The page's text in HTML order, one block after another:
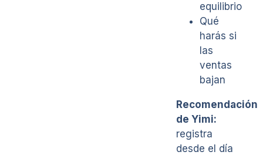
equilibrio
Qué
harás si
las
ventas
bajan
Recomendación
de Yimi:
registra
desde el día